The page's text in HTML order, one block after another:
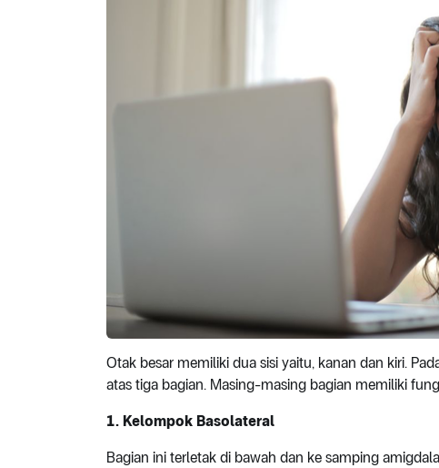
Otak besar memiliki dua sisi yaitu, kanan dan kiri.
atas tiga bagian. Masing-masing bagian memiliki
1. Kelompok Basolateral
Bagian ini terletak di bawah dan ke samping